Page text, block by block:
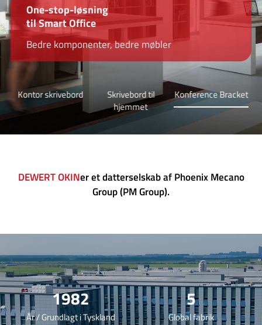
One-stop-løsning
til Smart Office
Bedre komponenter, bedre møbler
One-stop-løsning
til Smart Office
Bedre komponenter, bedre møbler
One-stop-løsning
til Smart Office
Bedre komponenter, bedre møbler
Kontor skrivebord
Skrivebord til
hjemmet
Konference Bracket
DEWERT OKINer et datterselskab af Phoenix Mecano
Group (PM Group).
1982
År / Grundlagt i Tyskland
5
Global fabrik